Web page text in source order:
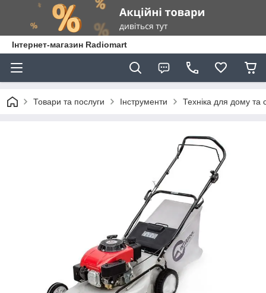
Інтернет-магазин Radiomart
Товари та послуги Інструменти Техніка для дому та